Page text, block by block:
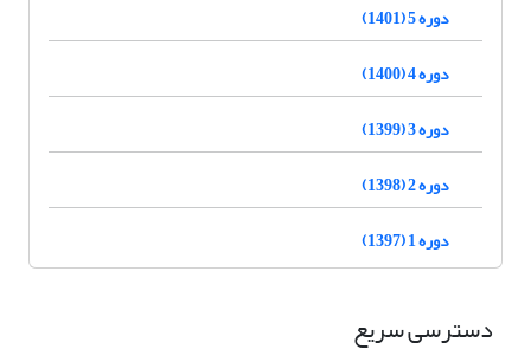
دوره 5 (1401)
دوره 4 (1400)
دوره 3 (1399)
دوره 2 (1398)
دوره 1 (1397)
دسترسی سریع